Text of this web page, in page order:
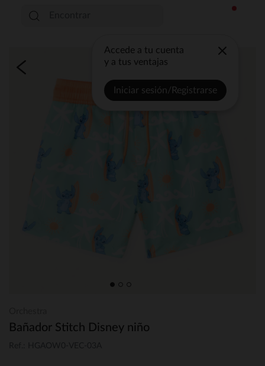
Accede a tu cuenta
y a tus ventajas
Iniciar sesión/Registrarse
Bañador Stitch Disney niño